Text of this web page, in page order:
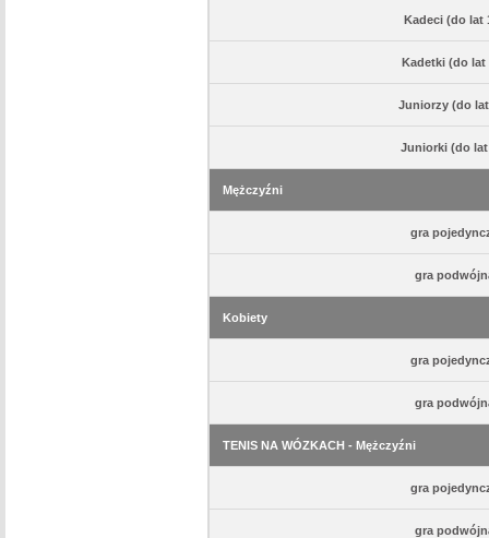
Kadeci (do lat
Kadetki (do lat
Juniorzy (do
Juniorki (do lat
Mężczyźni
gra
gra
Kobiety
gra
gra
TENIS NA WÓZKACH - Mężczyźni
gra
gra